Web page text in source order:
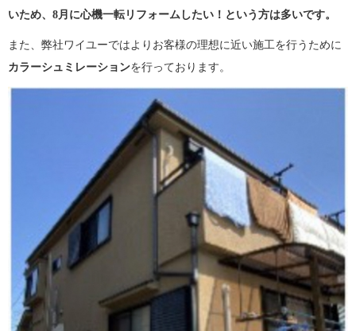
いため、8月に心機一転リフォームしたい！という方は多いです。
また、弊社ワイユーではよりお客様の理想に近い施工を行うために
カラーシュミレーションを行っております。